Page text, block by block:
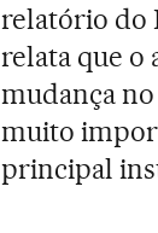
relatório do
relata que o
mudança
muito
principal